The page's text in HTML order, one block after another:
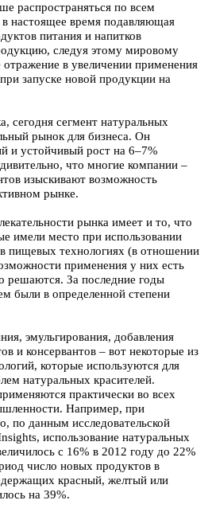
распространяться по всем
настоящее время подавляющая
питания и напитков
следуя этому мировому
отражение в увеличении применения
запуске новой продукции на
сегодня сегмент натуральных
рынок для бизнеса. Он
и устойчивый рост на 6–7%
что многие компании –
изыскивают возможность
рынке.
рынка имеет и то, что
имели место при использовании
пищевых технологиях (в отношении
применения у них есть
решаются. За последние годы
были в определенной степени
эмульгирования, добавления
и консервантов – вот некоторые из
которые используются для
натуральных красителей.
практически во всех
Например, при
по данным исследовательской
использование натуральных
с 16% в 2012 году до 22%
число новых продуктов в
красный, желтый или
на 39%.